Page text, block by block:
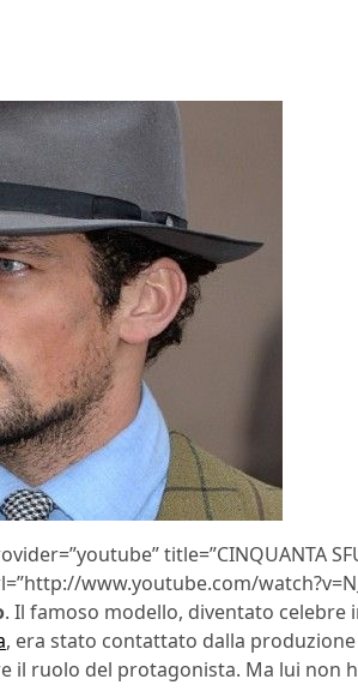
title=”CINQUANTA
www.youtube.com/
. Il famoso modello, diventato celebre
, era stato contattato dalla
il ruolo del protagonista. Ma lui non